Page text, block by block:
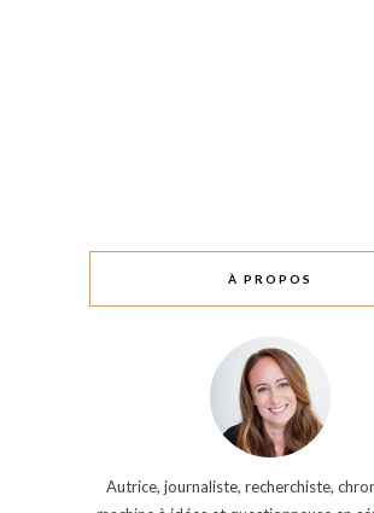
À PROPOS
Autrice, journaliste, recherchiste,